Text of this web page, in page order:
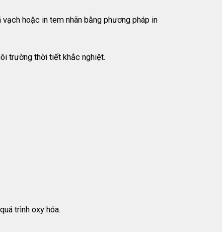
hoặc in tem nhãn bằng phương pháp in
trường thời tiết khắc nghiệt.
trình oxy hóa.